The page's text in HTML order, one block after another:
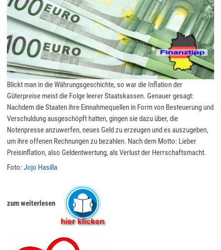
Blickt man in die Währungsgeschichte, so war die Inflation der
Güterpreise meist die Folge leerer Staatskassen. Genauer gesagt:
Nachdem die Staaten ihre Einnahmequellen in Form von Besteuerung und
Verschuldung ausgeschöpft hatten, gingen sie dazu über, die
Notenpresse anzuwerfen, neues Geld zu erzeugen und es auszugeben,
um ihre offenen Rechnungen zu bezahlen. Nach dem Motto: Lieber
Preisinflation, also Geldentwertung, als Verlust der Herrschaftsmacht.
Foto: Jojo Hasilla
zum weiterlesen